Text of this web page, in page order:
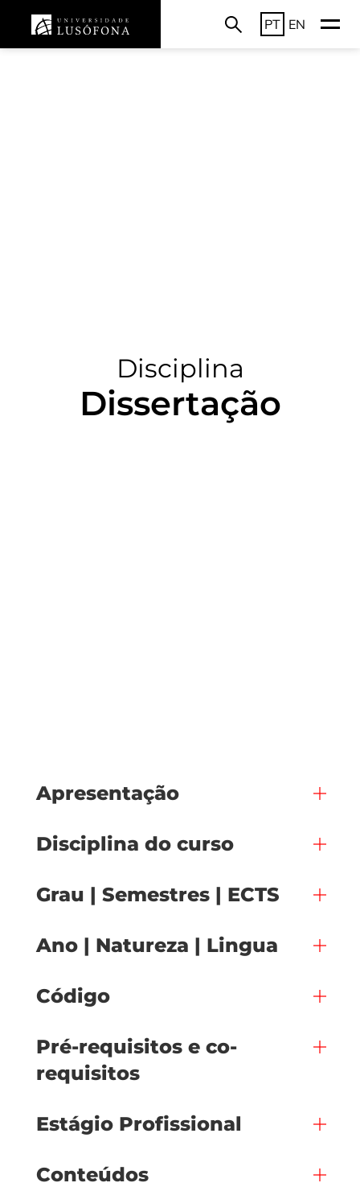
PT EN
Disciplina
Dissertação
Apresentação
Disciplina do curso
Grau | Semestres | ECTS
Ano | Natureza | Lingua
Código
Pré-requisitos e co-
requisitos
Estágio Profissional
Conteúdos